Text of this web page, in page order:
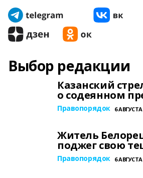
Выбор редакции
Казанский
о содеянном
Правопорядок 6 АВГУСТА
Житель
поджег свою
Правопорядок 6 АВГУСТА